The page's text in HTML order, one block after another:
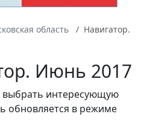
область
Навигатор.
Июнь 2017
выбрать интересующую
обновляется в режиме